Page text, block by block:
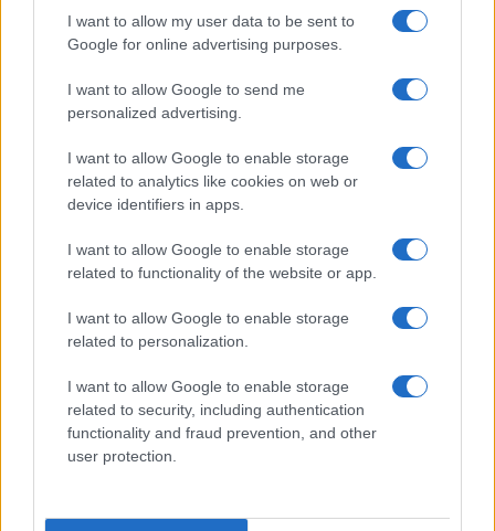
I want to allow my user data to be sent to
Google for online advertising purposes.
I want to allow Google to send me
personalized advertising.
I want to allow Google to enable storage
related to analytics like cookies on web or
device identifiers in apps.
I want to allow Google to enable storage
related to functionality of the website or app.
I want to allow Google to enable storage
related to personalization.
I want to allow Google to enable storage
related to security, including authentication
functionality and fraud prevention, and other
user protection.
8 του Ευρωμπάσκετ (live
stream)
συμμετοχή και ο Ρόις
Γουάιτ!
Ελληνική Αναπτυξιακή Τράπεζα: Με «προίκα» 2 δισ. ευρώ
ανοίγει δρόμο για δάνεια έως 5 δισ. σε μικρομεσαίες
Β.Σ. Καρούλιας: Τζίρος 98,7
εκατ. ευρώ και αύξηση
κερδών 57% - Τα νέα
Deloitte Ελλάδος:
Χρηματοοικονομικός